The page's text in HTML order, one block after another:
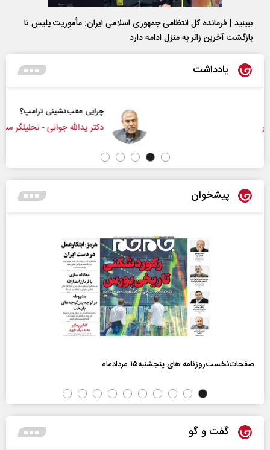
ببینید | فرمانده کل انتظامی جمهوری اسلامی ایران­: مأموریت پلیس تا
بازگشت آخرین زائر به منزل ادامه دارد
یادداشت
چرایی عقب‌نشینی ترامپ؟
دکتر یدالله جوانی - تحلیلگر مسائل سیاسی
پیشخوان
صفحات‌نخست‌روزنامه ها‌ی پنجشنبه‌۱۵ مردادماه
گفت و گو